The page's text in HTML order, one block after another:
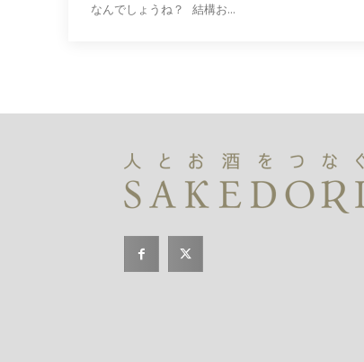
なんでしょうね？ 結構お...